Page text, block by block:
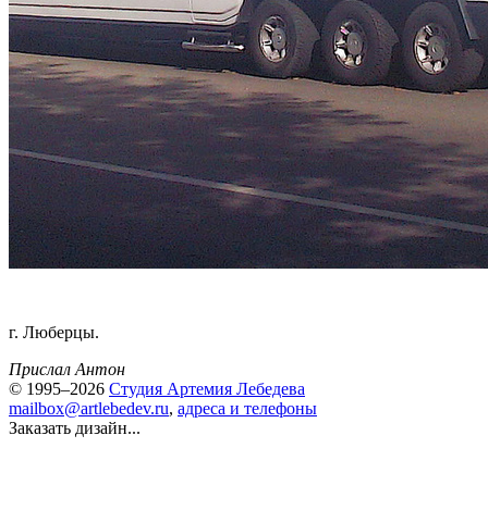
г. Люберцы.
Прислал Антон
© 1995–2026 Студия Артемия Лебедева
mailbox@artlebedev.ru, адреса и телефоны
Заказать дизайн...